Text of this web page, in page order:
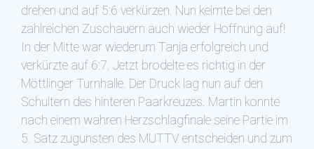
drehen und auf 5:6 verkürzen. Nun keimte bei den
zahlreichen Zuschauern auch wieder Hoffnung auf!
In der Mitte war wiederum Tanja erfolgreich und
verkürzte auf 6:7. Jetzt brodelte es richtig in der
Möttlinger Turnhalle. Der Druck lag nun auf den
Schultern des hinteren Paarkreuzes. Martin konnte
nach einem wahren Herzschlagfinale seine Partie im
5. Satz zugunsten des MUTTV entscheiden und zum